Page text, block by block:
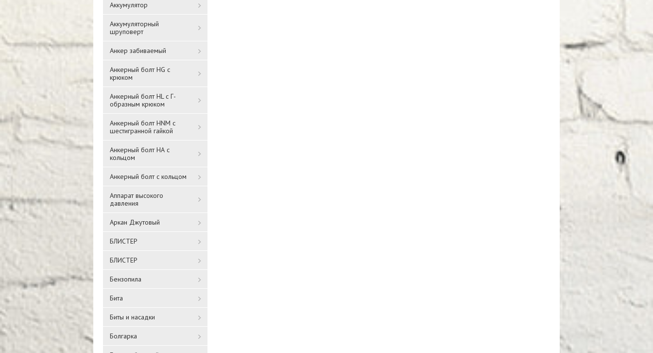
Аккумулятор
Аккумуляторный
шруповерт
Анкер забиваемый
Анкерный болт HG с
крюком
Анкерный болт HL с Г-
образным крюком
Анкерный болт HNM с
шестигранной гайкой
Анкерный болт НА с
кольцом
Анкерный болт с кольцом
Аппарат высокого
давления
Аркан Джутовый
БЛИСТЕР
БЛИСТЕР
Бензопила
Бита
Биты и насадки
Болгарка